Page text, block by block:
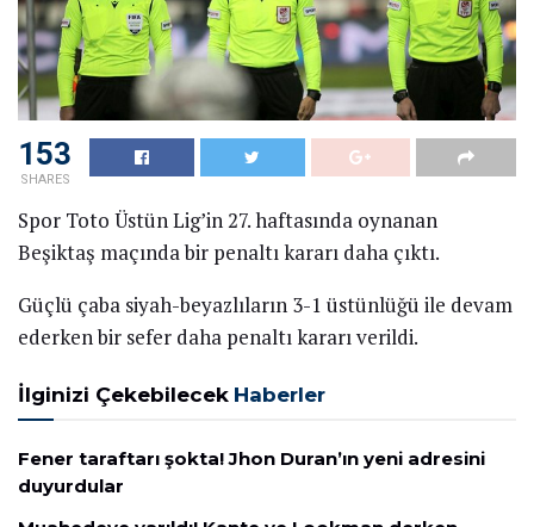
153
SHARES
Spor Toto Üstün Lig’in 27. haftasında oynanan
Beşiktaş maçında bir penaltı kararı daha çıktı.
Güçlü çaba siyah-beyazlıların 3-1 üstünlüğü ile devam
ederken bir sefer daha penaltı kararı verildi.
İlginizi Çekebilecek Haberler
Fener taraftarı şokta! Jhon Duran’ın yeni adresini
duyurdular